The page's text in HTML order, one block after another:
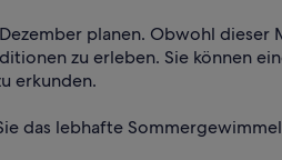
planen. Obwohl
zu erleben. Sie können
erkunden.
das lebhafte